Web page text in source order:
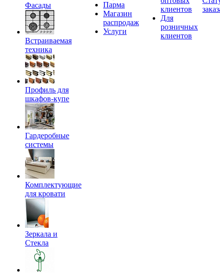
Фасады
Встраиваемая
техника
Профиль для
шкафов-купе
Гардеробные
системы
Комплектующие
для кровати
Зеркала и
Стекла
Парма
Магазин
распродаж
Услуги
клиентов
Для
розничных
клиентов